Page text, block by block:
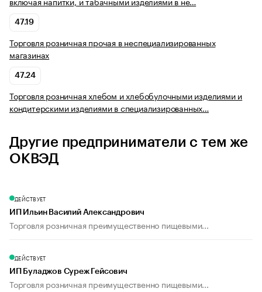
47.19
Торговля розничная прочая в неспециализированных
магазинах
47.24
Торговля розничная хлебом и хлебобулочными изделиями и
кондитерскими изделиями в специализированных…
Другие предприниматели с тем же
ОКВЭД
ДЕЙСТВУЕТ
ИП Ильин Василий Александрович
Торговля розничная преимущественно пищевыми...
ДЕЙСТВУЕТ
ИП Буладжов Суреж Гейсович
Торговля розничная преимущественно пищевыми...